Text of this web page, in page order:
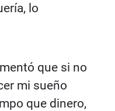
lo
que si no
mi sueño
que dinero,